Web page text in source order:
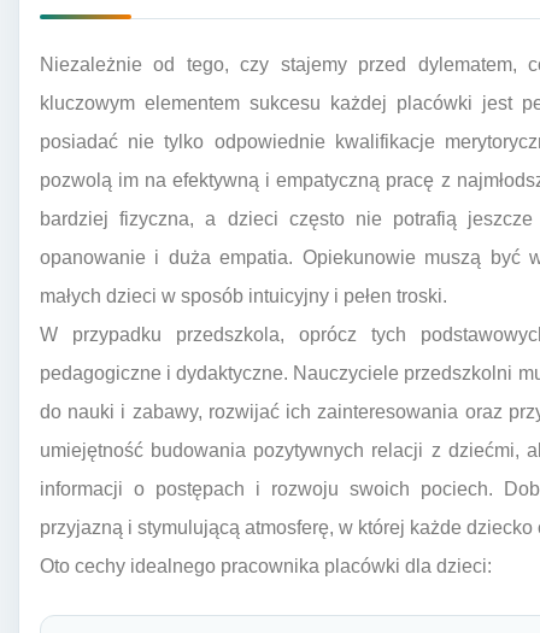
Niezależnie od tego, czy stajemy przed dylematem,
kluczowym elementem sukcesu każdej placówki jest
posiadać nie tylko odpowiednie kwalifikacje
pozwolą im na efektywną i empatyczną pracę z
bardziej fizyczna, a dzieci często nie potrafią
opanowanie i duża empatia. Opiekunowie muszą być
małych dzieci w sposób intuicyjny i pełen troski.
W przypadku przedszkola, oprócz tych
pedagogiczne i dydaktyczne. Nauczyciele przedszkolni
do nauki i zabawy, rozwijać ich zainteresowania oraz
umiejętność budowania pozytywnych relacji z dziećmi,
informacji o postępach i rozwoju swoich pociech.
przyjazną i stymulującą atmosferę, w której każde
Oto cechy idealnego pracownika placówki dla dzieci: